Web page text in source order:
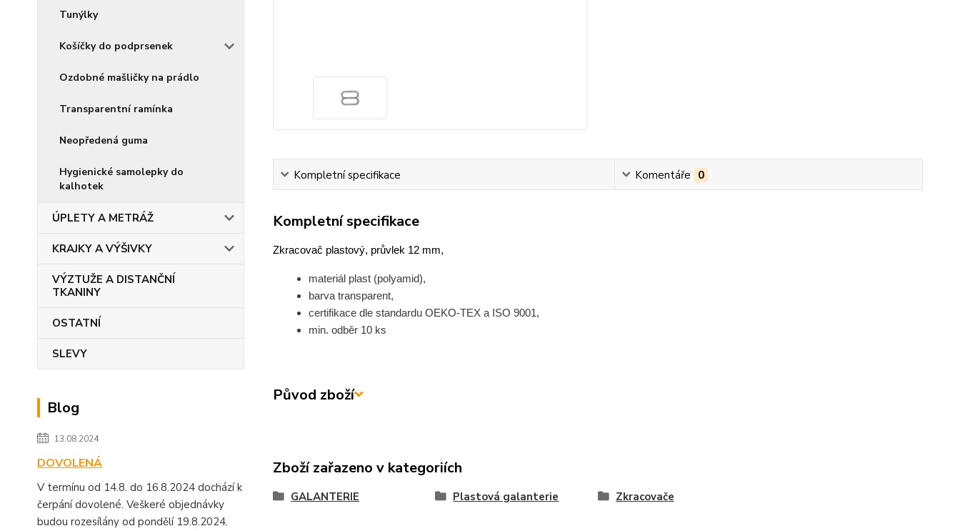
Tunýlky
Košíčky do podprsenek
Ozdobné mašličky na prádlo
Transparentní ramínka
Neopředená guma
Hygienické samolepky do
kalhotek
ÚPLETY A METRÁŽ
KRAJKY A VÝŠIVKY
VÝZTUŽE A DISTANČNÍ
TKANINY
OSTATNÍ
SLEVY
Blog
13.08.2024
DOVOLENÁ
V termínu od 14.8. do 16.8.2024 dochází k
čerpání dovolené. Veškeré objednávky
budou rozesílány od pondělí 19.8.2024.
Kompletní specifikace Komentáře 0
Kompletní specifikace
Zkracovač plastový, průvlek 12 mm,
materiál plast (polyamid),
barva transparent,
certifikace dle standardu OEKO-TEX a ISO 9001,
min. odběr 10 ks
Původ zboží
Zboží zařazeno v kategoriích
GALANTERIE Plastová galanterie Zkracovače